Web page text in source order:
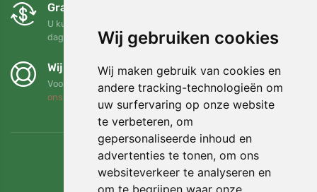
Wij gebruiken cookies
Wij maken gebruik van cookies en
andere tracking-technologieën om
uw surfervaring op onze website
te verbeteren, om
gepersonaliseerde inhoud en
advertenties te tonen, om ons
websiteverkeer te analyseren en
om te begrijpen waar onze
Gratis ruilen en retourneren
U kunt uw bestelling op elk gewenst moment binnen 90
dagen retourneren of ruilen
Wij steunen Trees.org
Voor elke bestelling planten we een boom! Lees meer Over
ons